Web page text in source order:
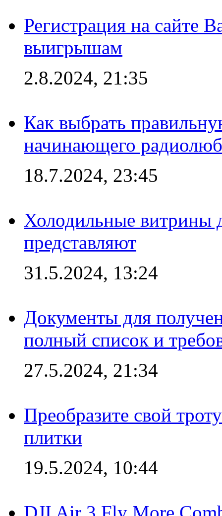
Регистрация на сайте
выигрышам
2.8.2024, 21:35
Как выбрать
начинающего
18.7.2024, 23:45
Холодильные витрины
представляют
31.5.2024, 13:24
Документы для
полный список и
27.5.2024, 21:34
Преобразите свой
плитки
19.5.2024, 10:44